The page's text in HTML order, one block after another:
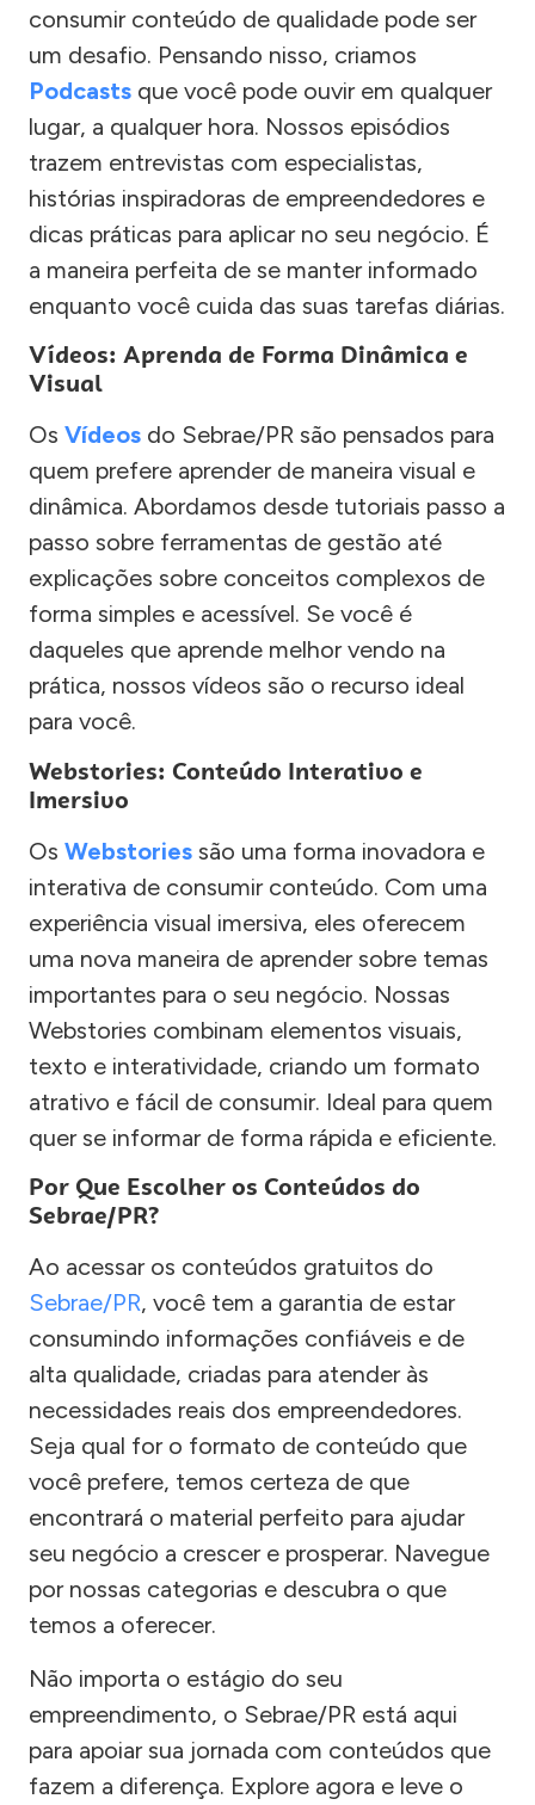
consumir conteúdo de qualidade pode ser
um desafio. Pensando nisso, criamos
Podcasts que você pode ouvir em qualquer
lugar, a qualquer hora. Nossos episódios
trazem entrevistas com especialistas,
histórias inspiradoras de empreendedores e
dicas práticas para aplicar no seu negócio. É
a maneira perfeita de se manter informado
enquanto você cuida das suas tarefas diárias.
Vídeos: Aprenda de Forma Dinâmica e
Visual
Os Vídeos do Sebrae/PR são pensados para
quem prefere aprender de maneira visual e
dinâmica. Abordamos desde tutoriais passo a
passo sobre ferramentas de gestão até
explicações sobre conceitos complexos de
forma simples e acessível. Se você é
daqueles que aprende melhor vendo na
prática, nossos vídeos são o recurso ideal
para você.
Webstories: Conteúdo Interativo e
Imersivo
Os Webstories são uma forma inovadora e
interativa de consumir conteúdo. Com uma
experiência visual imersiva, eles oferecem
uma nova maneira de aprender sobre temas
importantes para o seu negócio. Nossas
Webstories combinam elementos visuais,
texto e interatividade, criando um formato
atrativo e fácil de consumir. Ideal para quem
quer se informar de forma rápida e eficiente.
Por Que Escolher os Conteúdos do
Sebrae/PR?
Ao acessar os conteúdos gratuitos do
Sebrae/PR, você tem a garantia de estar
consumindo informações confiáveis e de
alta qualidade, criadas para atender às
necessidades reais dos empreendedores.
Seja qual for o formato de conteúdo que
você prefere, temos certeza de que
encontrará o material perfeito para ajudar
seu negócio a crescer e prosperar. Navegue
por nossas categorias e descubra o que
temos a oferecer.
Não importa o estágio do seu
empreendimento, o Sebrae/PR está aqui
para apoiar sua jornada com conteúdos que
fazem a diferença. Explore agora e leve o